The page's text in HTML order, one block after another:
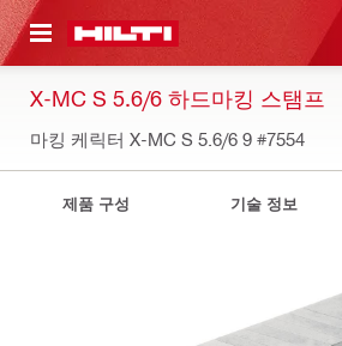
으로 건너뛰기
X-MC S 5.6/6 하드마킹 스탬프
마킹 케릭터 X-MC S 5.6/6 9 #7554
제품 구성 기술 정보